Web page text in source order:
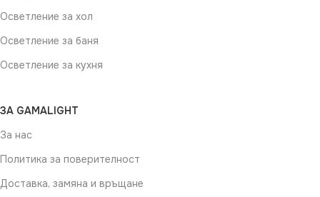
Осветление за хол
Осветление за баня
Осветление за кухня
ЗА GAMALIGHT
За нас
Политика за поверителност
Доставка, замяна и връщане